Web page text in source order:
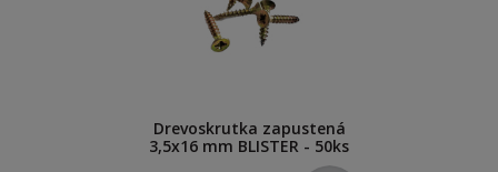
Drevoskrutka zapustená
3,5x16 mm BLISTER - 50ks